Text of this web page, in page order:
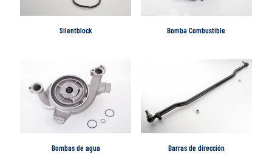
Silentblock Bomba Combustible
Bombas de agua Barras de dirección